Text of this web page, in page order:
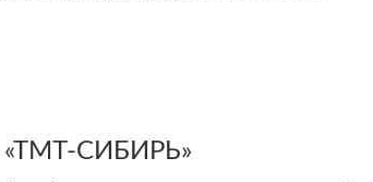
СИБИРЬ»